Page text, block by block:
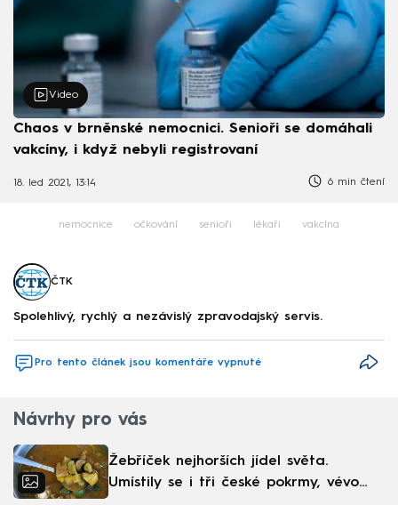
Video
Chaos v brněnské nemocnici. Senioři se domáhali
vakcíny, i když nebyli registrovaní
18. led 2021, 13:14 6 min čtení
nemocnice očkování senioři lékaři vakcína
ČTK
Spolehlivý, rychlý a nezávislý zpravodajský servis.
Pro tento článek jsou komentáře vypnuté
Návrhy pro vás
Žebříček nejhorších jídel světa.
Umístily se i tři české pokrmy, vévodí